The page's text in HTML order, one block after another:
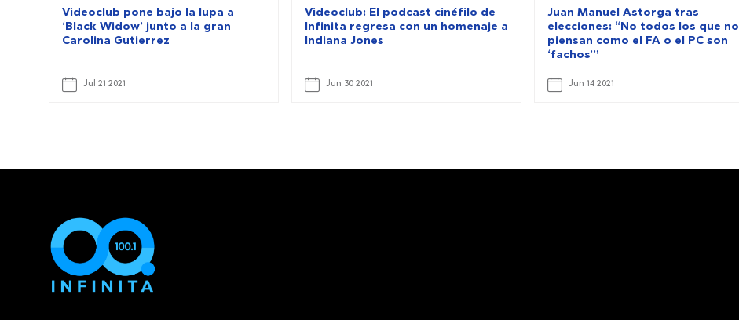
Videoclub pone bajo la lupa a
‘Black Widow’ junto a la gran
Carolina Gutierrez
Jul 21 2021
Videoclub: El podcast cinéfilo de
Infinita regresa con un homenaje a
Indiana Jones
Jun 30 2021
Juan Manuel Astorga tras
elecciones: “No todos los que no
piensan como el FA o el PC son
‘fachos’”
Jun 14 2021